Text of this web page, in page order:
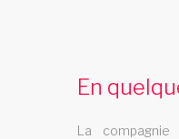
En
La